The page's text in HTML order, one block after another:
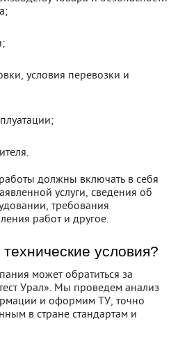
условия перевозки и
должны включать в себя
услуги, сведения об
требования
работ и другое.
условия?
может обратиться за
Урал». Мы проведем анализ
и оформим ТУ, точно
в стране стандартам и